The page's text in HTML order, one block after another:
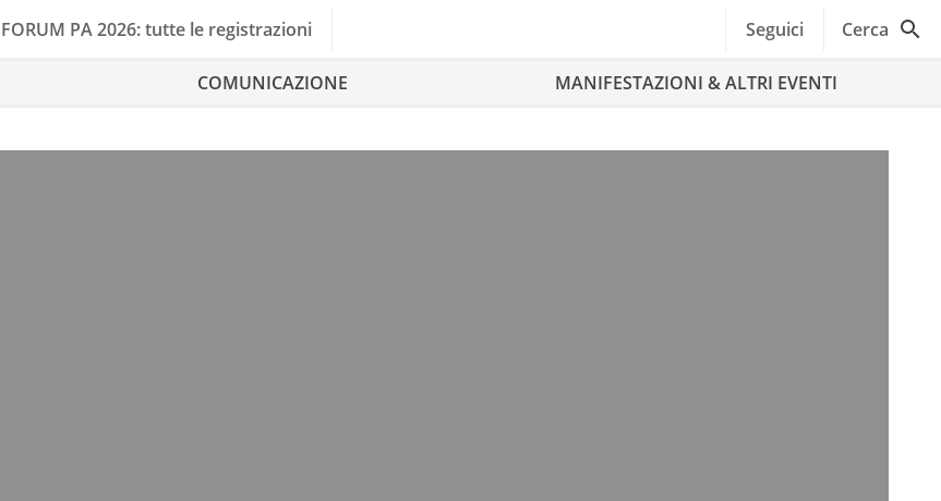
FORUM PA 2026: tutte le registrazioni Seguici Cerca
COMUNICAZIONE MANIFESTAZIONI & ALTRI EVENTI